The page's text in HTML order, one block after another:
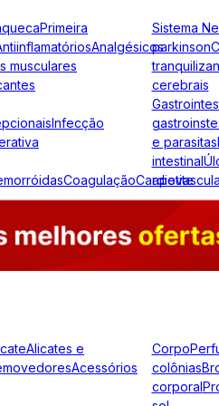
Primeira
Analgésicos
musculares
Infecção
Coagulação
Sistema
parkinson
cerebrais
e parasitas
intestinal
apetite
Alicates e
Acessórios
Corpo
colônias
corporal